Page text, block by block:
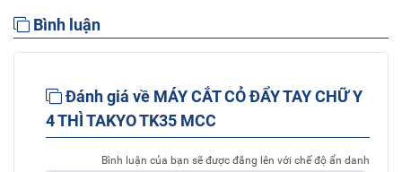
Bình luận
Đánh giá về MÁY CẮT CỎ ĐẨY TAY CHỮ Y
4 THÌ TAKYO TK35 MCC
Bình luận của bạn sẽ được đăng lên với chế độ ẩn danh